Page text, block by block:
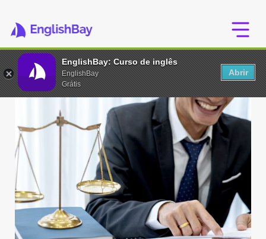
EnglishBay: Curso de inglês
EnglishBay
Grátis
Abrir